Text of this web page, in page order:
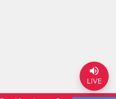
volume_up
LIVE